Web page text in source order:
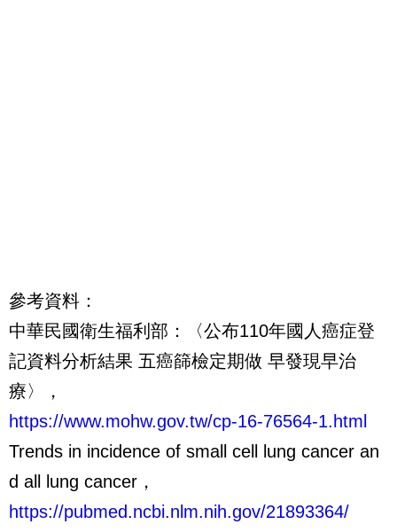
參考資料：
中華民國衛生福利部：〈公布110年國人癌症登
記資料分析結果 五癌篩檢定期做 早發現早治
療〉，
https://www.mohw.gov.tw/cp-16-76564-1.html
Trends in incidence of small cell lung cancer an
d all lung cancer，
https://pubmed.ncbi.nlm.nih.gov/21893364/